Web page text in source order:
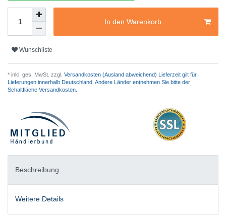
In den Warenkorb
Wunschliste
* inkl. ges. MwSt. zzgl. Versandkosten (Ausland abweichend) Lieferzeit gilt für
Lieferungen innerhalb Deutschland. Andere Länder entnehmen Sie bitte der
Schaltfläche Versandkosten.
Beschreibung
Weitere Details